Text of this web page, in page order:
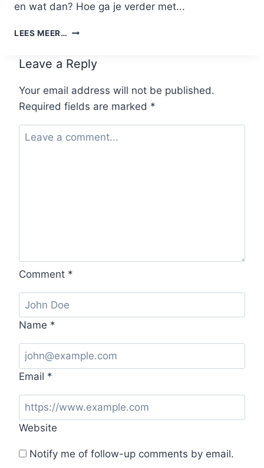
en wat dan? Hoe ga je verder met...
LEES MEER… TIEN
MET
EN
DAN?!
Leave a Reply
Your email address will not be published.
Required fields are marked *
Comment *
Name *
Email *
Website
Notify me of follow-up comments by email.